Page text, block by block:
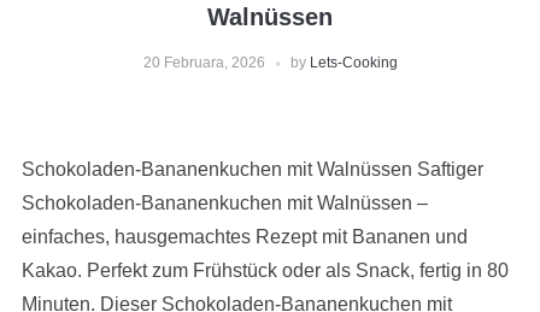
Walnüssen
20 Februara, 2026 by Lets-Cooking
Schokoladen-Bananenkuchen mit Walnüssen Saftiger
Schokoladen-Bananenkuchen mit Walnüssen –
einfaches, hausgemachtes Rezept mit Bananen und
Kakao. Perfekt zum Frühstück oder als Snack, fertig in 80
Minuten. Dieser Schokoladen-Bananenkuchen mit